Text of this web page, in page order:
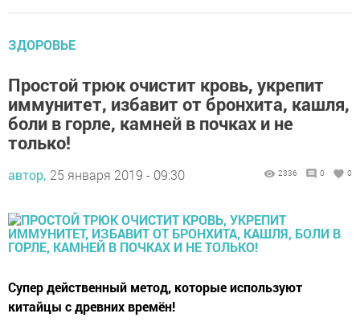
ЗДОРОВЬЕ
Простой трюк очистит кровь, укрепит
иммунитет, избавит от бронхита, кашля,
боли в горле, камней в почках и не
только!
автор, 25 января 2019 - 09:30 2336 0 0
Супер действенный метод, которые используют
китайцы с древних времён!